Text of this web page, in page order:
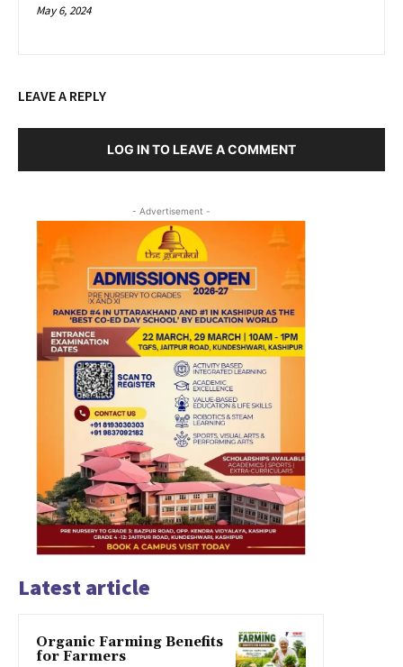
May 6, 2024
LEAVE A REPLY
LOG IN TO LEAVE A COMMENT
- Advertisement -
Latest article
Organic Farming Benefits
for Farmers